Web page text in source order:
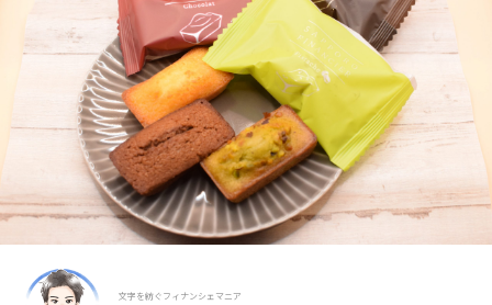
文字を紡ぐフィナンシェマニア